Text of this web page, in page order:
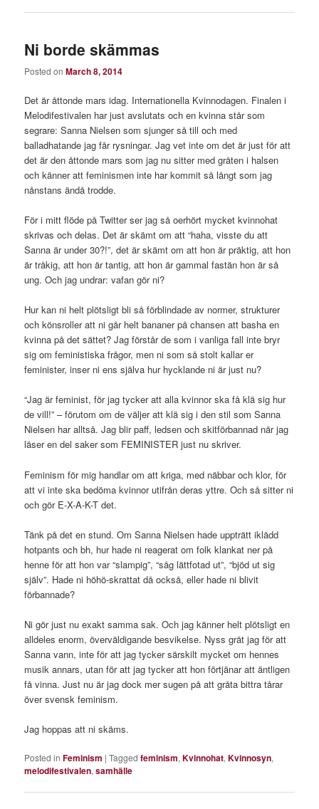
Ni borde skämmas
Posted onMarch 8, 2014
Det är åttonde mars idag. Internationella Kvinnodagen. Finalen i
Melodifestivalen har just avslutats och en kvinna står som
segrare: Sanna Nielsen som sjunger så till och med
balladhatande jag får rysningar. Jag vet inte om det är just för att
det är den åttonde mars som jag nu sitter med gråten i halsen
och känner att feminismen inte har kommit så långt som jag
nånstans ändå trodde.
För i mitt flöde på Twitter ser jag så oerhört mycket kvinnohat
skrivas och delas. Det är skämt om att “haha, visste du att
Sanna är under 30?!”, det är skämt om att hon är präktig, att hon
är tråkig, att hon är tantig, att hon är gammal fastän hon är så
ung. Och jag undrar: vafan gör ni?
Hur kan ni helt plötsligt bli så förblindade av normer, strukturer
och könsroller att ni går helt bananer på chansen att basha en
kvinna på det sättet? Jag förstår de som i vanliga fall inte bryr
sig om feministiska frågor, men ni som så stolt kallar er
feminister, inser ni ens själva hur hycklande ni är just nu?
“Jag är feminist, för jag tycker att alla kvinnor ska få klä sig hur
de vill!” – förutom om de väljer att klä sig i den stil som Sanna
Nielsen har alltså. Jag blir paff, ledsen och skitförbannad när jag
läser en del saker som FEMINISTER just nu skriver.
Feminism för mig handlar om att kriga, med näbbar och klor, för
att vi inte ska bedöma kvinnor utifrån deras yttre. Och så sitter ni
och gör E-X-A-K-T det.
Tänk på det en stund. Om Sanna Nielsen hade uppträtt iklädd
hotpants och bh, hur hade ni reagerat om folk klankat ner på
henne för att hon var “slampig”, “såg lättfotad ut”, “bjöd ut sig
själv”. Hade ni höhö-skrattat då också, eller hade ni blivit
förbannade?
Ni gör just nu exakt samma sak. Och jag känner helt plötsligt en
alldeles enorm, överväldigande besvikelse. Nyss grät jag för att
Sanna vann, inte för att jag tycker särskilt mycket om hennes
musik annars, utan för att jag tycker att hon förtjänar att äntligen
få vinna. Just nu är jag dock mer sugen på att gråta bittra tårar
över svensk feminism.
Jag hoppas att ni skäms.
Posted in Feminism |Tagged feminism,Kvinnohat,Kvinnosyn,
melodifestivalen,samhälle